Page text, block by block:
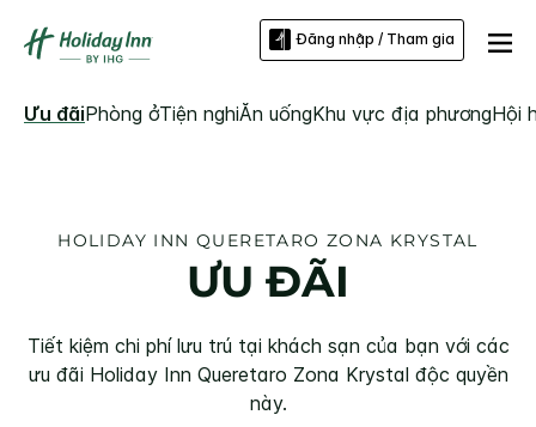
Đăng nhập / Tham gia
Ưu đãiPhòng ởTiện nghiĂn uốngKhu vực địa phươngHội
HOLIDAY INN QUERETARO ZONA KRYSTAL
ƯU ĐÃI
Tiết kiệm chi phí lưu trú tại khách sạn của bạn với các
ưu đãi Holiday Inn Queretaro Zona Krystal độc quyền
này.